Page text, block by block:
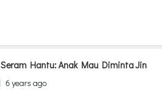
Hantu: Anak Mau Diminta Jin
6 years ago